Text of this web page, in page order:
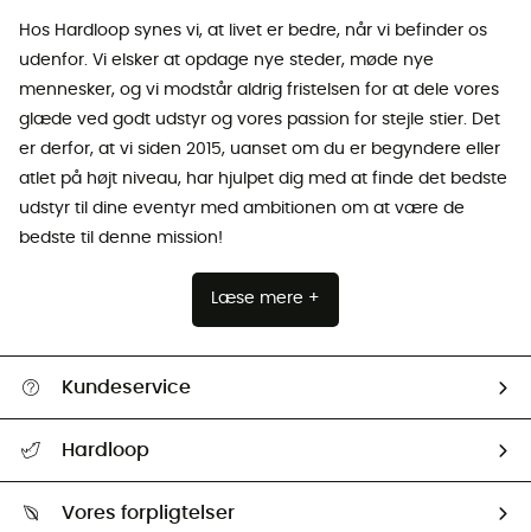
Hos Hardloop synes vi, at livet er bedre, når vi befinder os
udenfor. Vi elsker at opdage nye steder, møde nye
mennesker, og vi modstår aldrig fristelsen for at dele vores
glæde ved godt udstyr og vores passion for stejle stier. Det
er derfor, at vi siden 2015, uanset om du er begyndere eller
atlet på højt niveau, har hjulpet dig med at finde det bedste
udstyr til dine eventyr med ambitionen om at være de
bedste til denne mission!
Læse mere +
Kundeservice
Returnering & Tilbagebetaling
Hardloop
Vores forpligtelser